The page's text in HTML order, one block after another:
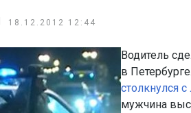
18.12.2012 12:44
Водитель
в
столкнулся
мужчина